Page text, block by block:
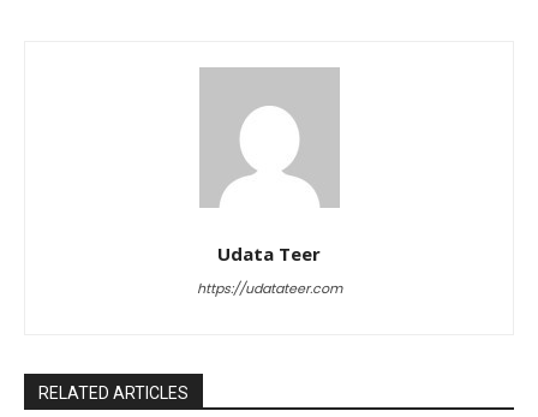
Udata Teer
https://udatateer.com
RELATED ARTICLES